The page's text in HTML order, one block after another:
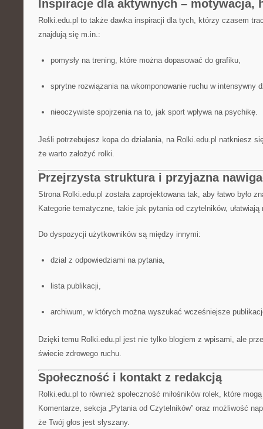
Inspiracje dla aktywnych – motywacja,
Rolki.edu.pl to także dawka inspiracji dla tych, którzy czasem
znajdują się m.in.:
pomysły na trening, które można dopasować do grafiku,
sprytne rozwiązania na wkomponowanie ruchu w intensywny
nieoczywiste spojrzenia na to, jak sport wpływa na psychikę.
Jeśli potrzebujesz kopa do działania, na Rolki.edu.pl natkniesz
że warto założyć rolki.
Przejrzysta struktura i przyjazna
Strona Rolki.edu.pl została zaprojektowana tak, aby łatwo było
Kategorie tematyczne, takie jak pytania od czytelników, ułatwiają
Do dyspozycji użytkowników są między innymi:
dział z odpowiedziami na pytania,
lista publikacji,
archiwum, w których można wyszukać wcześniejsze
Dzięki temu Rolki.edu.pl jest nie tylko blogiem z wpisami, ale
świecie zdrowego ruchu.
Społeczność i kontakt z redakcją
Rolki.edu.pl to również społeczność miłośników rolek, które
Komentarze, sekcja „Pytania od Czytelników” oraz możliwość
że Twój głos jest słyszany.